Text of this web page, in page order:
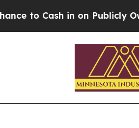
in on Publicly Owned oil